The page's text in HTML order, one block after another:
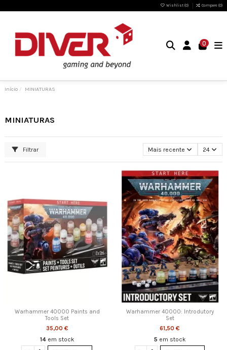
Wishlist (0) Compare (0)
0
Início MINIATURAS
MINIATURAS
Filtrar Mais recente 24
Warhammer 40000 Paints and
Tools Set
35,00 €
14 em stock
Warhammer 40000: Introdutory
Set
61,50 €
5 em stock